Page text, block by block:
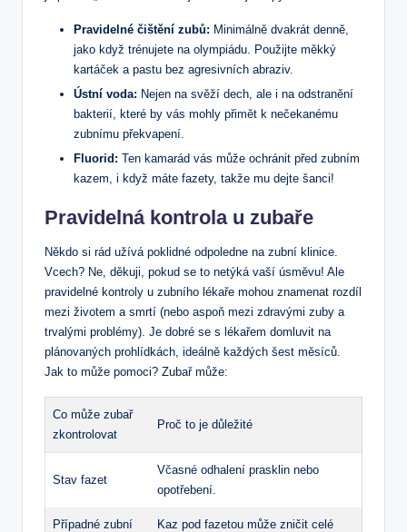
Pravidelné čištění zubů: Minimálně dvakrát denně,
jako když trénujete na olympiádu. Použijte měkký
kartáček a pastu bez agresivních abraziv.
Ústní voda: Nejen na svěží dech, ale i na odstranění
bakterií, které by vás mohly přimět k nečekanému
zubnímu překvapení.
Fluorid: Ten kamarád vás může ochránit před zubním
kazem, i když máte fazety, takže mu dejte šanci!
Pravidelná kontrola u zubaře
Někdo si rád užívá poklidné odpoledne na zubní klinice.
Vcech? Ne, děkuji, pokud se to netýká vaší úsměvu! Ale
pravidelné kontroly u zubního lékaře mohou znamenat rozdíl
mezi životem a smrtí (nebo aspoň mezi zdravými zuby a
trvalými problémy). Je dobré se s lékařem domluvit na
plánovaných prohlídkách, ideálně každých šest měsíců.
Jak to může pomoci? Zubař může:
Co může zubař
zkontrolovat
Proč to je důležité
Stav fazet
Včasné odhalení prasklin nebo
opotřebení.
Případné zubní
Kaz pod fazetou může zničit celé